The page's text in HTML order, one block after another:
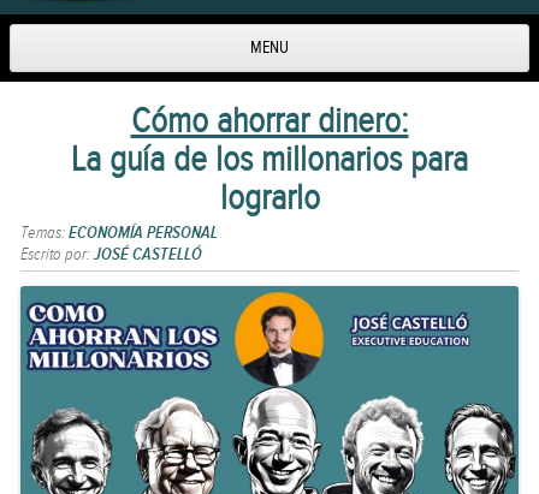
MENU
Skip to content
Cómo ahorrar dinero:
La guía de los millonarios para
lograrlo
Temas:ECONOMÍA PERSONAL
Escrito por:JOSÉ CASTELLÓ